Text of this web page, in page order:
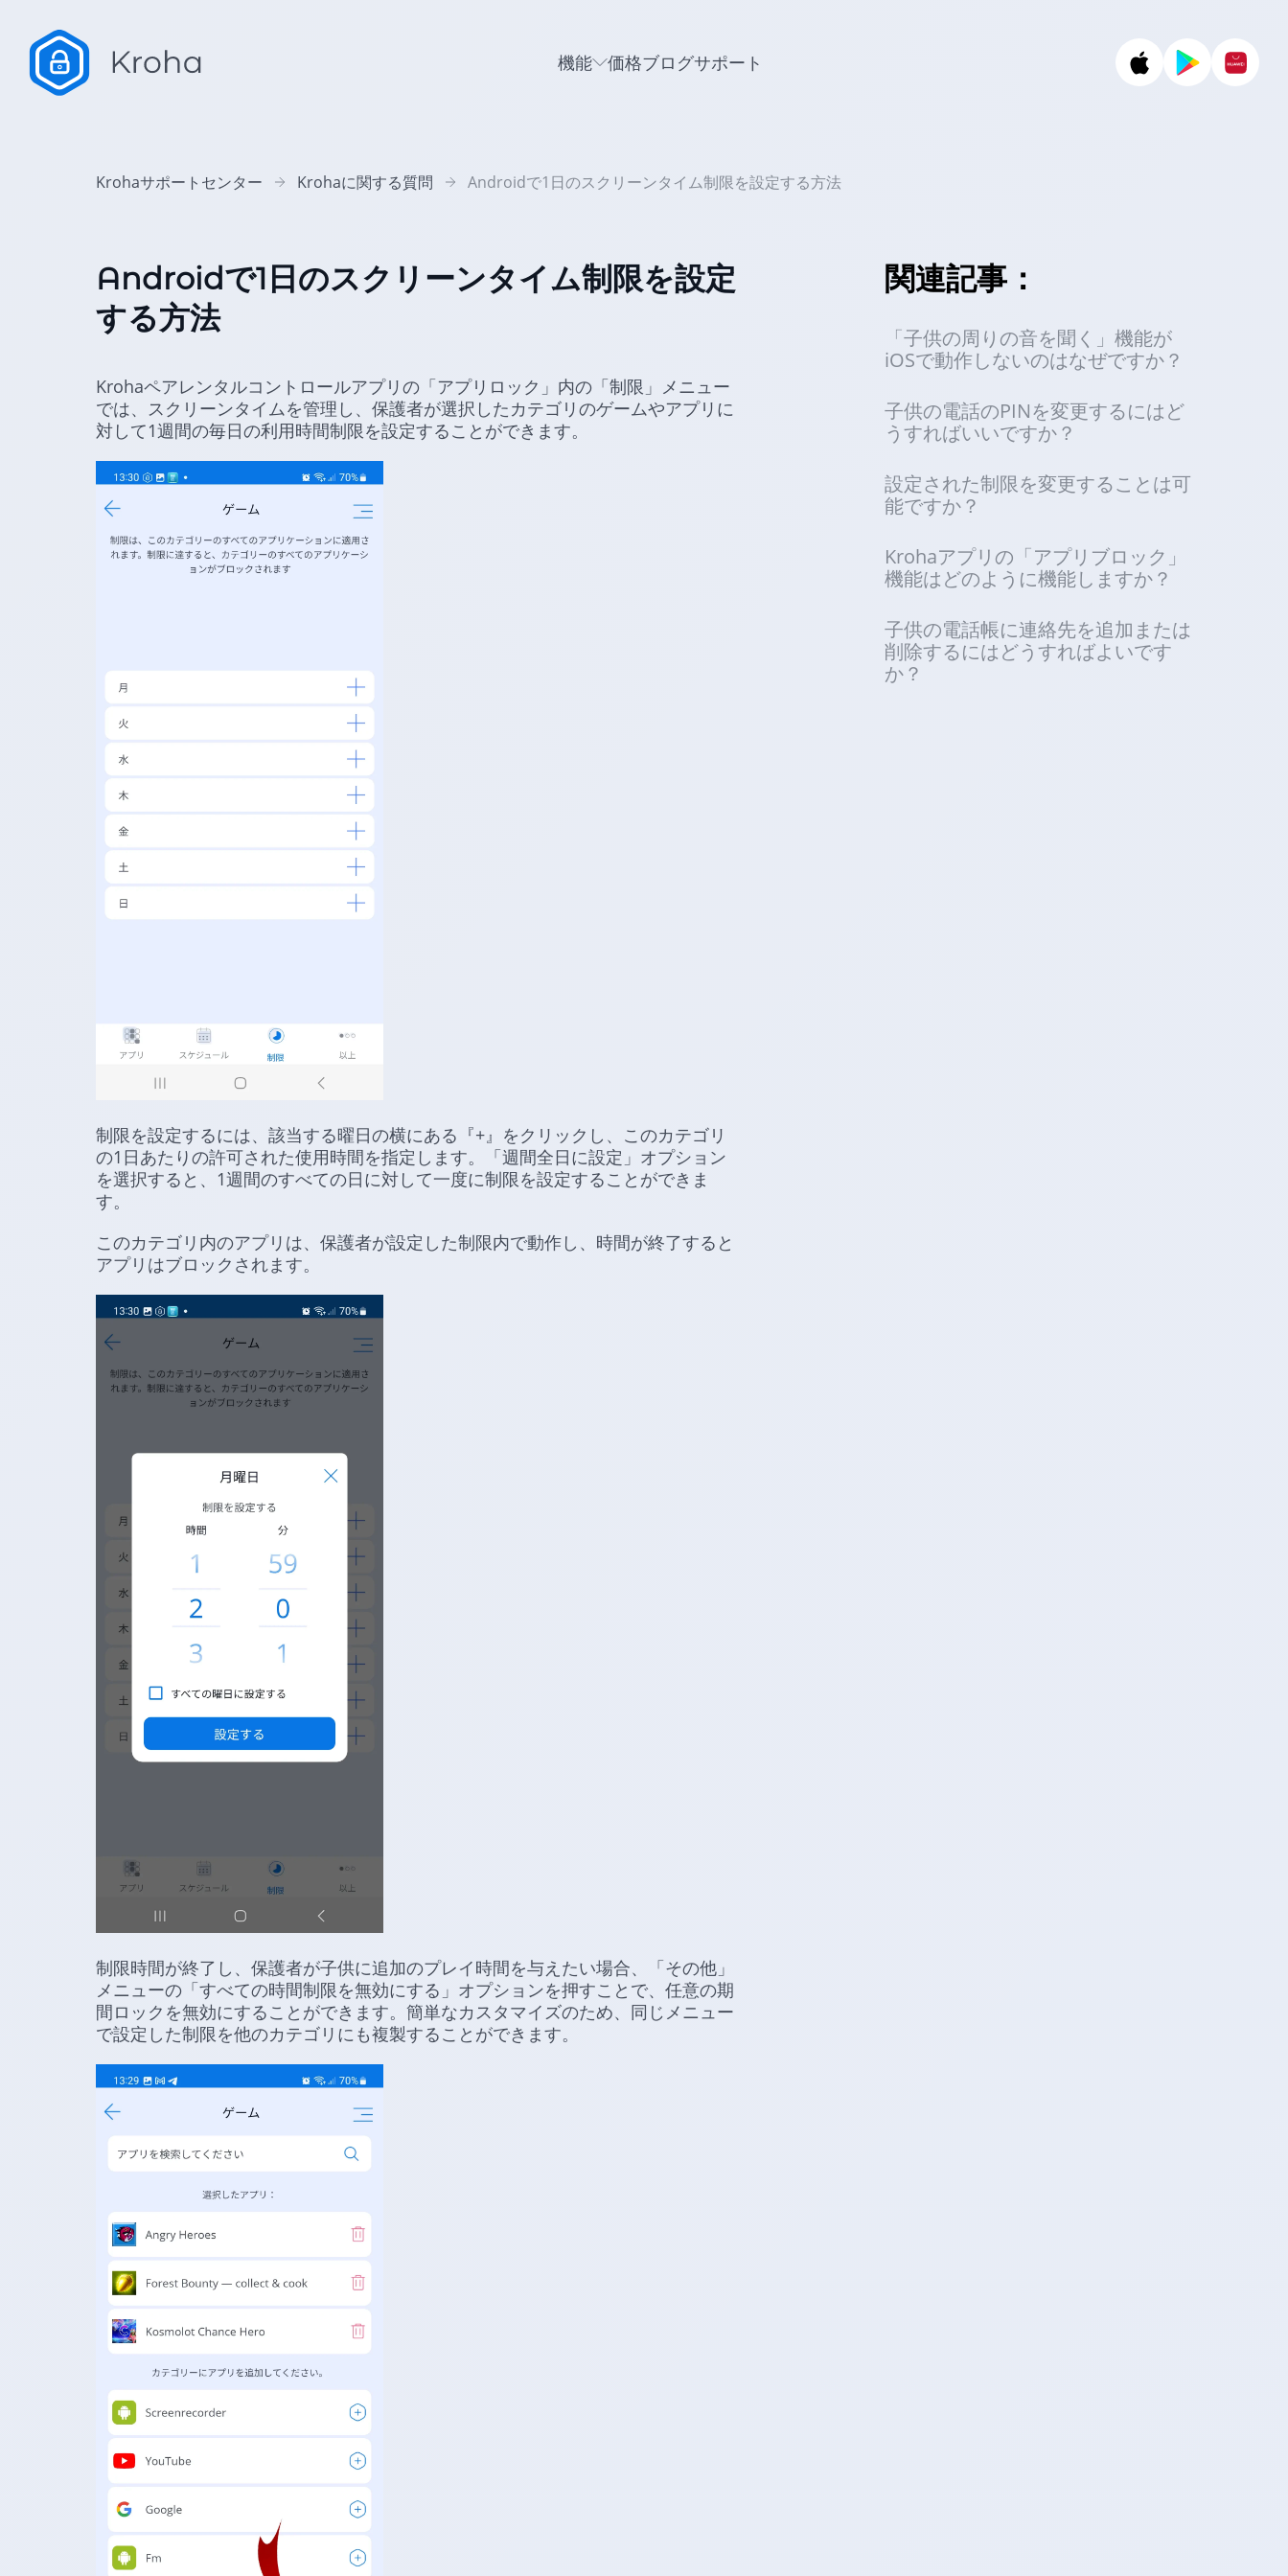
機能 価格ブログサポート
Krohaサポートセンター Krohaに関する質問 Androidで1日のスクリーンタイム制限を設定する方法
Androidで1日のスクリーンタイム制限を設定
する方法
Krohaペアレンタルコントロールアプリの「アプリロック」内の「制限」メニュー
では、スクリーンタイムを管理し、保護者が選択したカテゴリのゲームやアプリに
対して1週間の毎日の利用時間制限を設定することができます。
制限を設定するには、該当する曜日の横にある『+』をクリックし、このカテゴリ
の1日あたりの許可された使用時間を指定します。「週間全日に設定」オプション
を選択すると、1週間のすべての日に対して一度に制限を設定することができま
す。
このカテゴリ内のアプリは、保護者が設定した制限内で動作し、時間が終了すると
アプリはブロックされます。
制限時間が終了し、保護者が子供に追加のプレイ時間を与えたい場合、「その他」
メニューの「すべての時間制限を無効にする」オプションを押すことで、任意の期
間ロックを無効にすることができます。簡単なカスタマイズのため、同じメニュー
で設定した制限を他のカテゴリにも複製することができます。
関連記事：
「子供の周りの音を聞く」機能が
iOSで動作しないのはなぜですか？
子供の電話のPINを変更するにはど
うすればいいですか？
設定された制限を変更することは可
能ですか？
Krohaアプリの「アプリブロック」
機能はどのように機能しますか？
子供の電話帳に連絡先を追加または
削除するにはどうすればよいです
か？